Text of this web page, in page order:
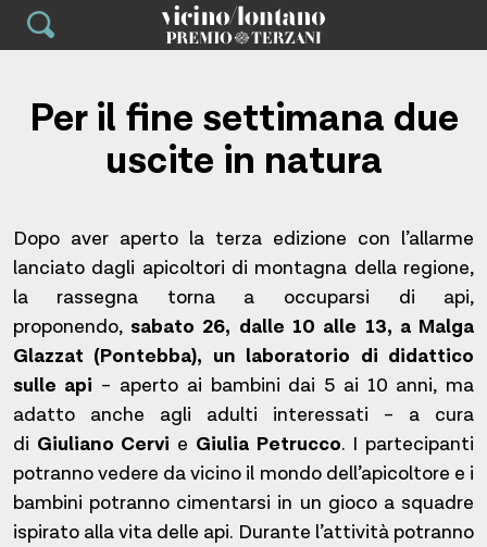
Skip
Per il fine settimana due
uscite in natura
Dopo aver aperto la terza edizione con l’allarme
lanciato dagli apicoltori di montagna della regione,
la rassegna torna a occuparsi di api,
proponendo, sabato 26, dalle 10 alle 13, a Malga
Glazzat (Pontebba), un laboratorio di didattico
sulle api – aperto ai bambini dai 5 ai 10 anni, ma
adatto anche agli adulti interessati – a cura
di Giuliano Cervi e Giulia Petrucco. I partecipanti
potranno vedere da vicino il mondo dell’apicoltore e i
bambini potranno cimentarsi in un gioco a squadre
ispirato alla vita delle api. Durante l’attività potranno